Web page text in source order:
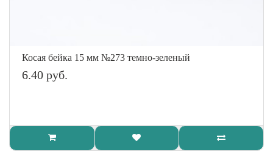
Косая бейка 15 мм №273 темно-зеленый
6.40 руб.